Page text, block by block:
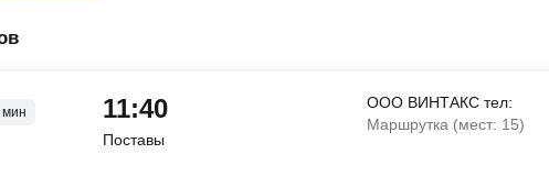
мин 11:40
Поставы
ООО ВИНТАКС тел:
Маршрутка (мест: 15)